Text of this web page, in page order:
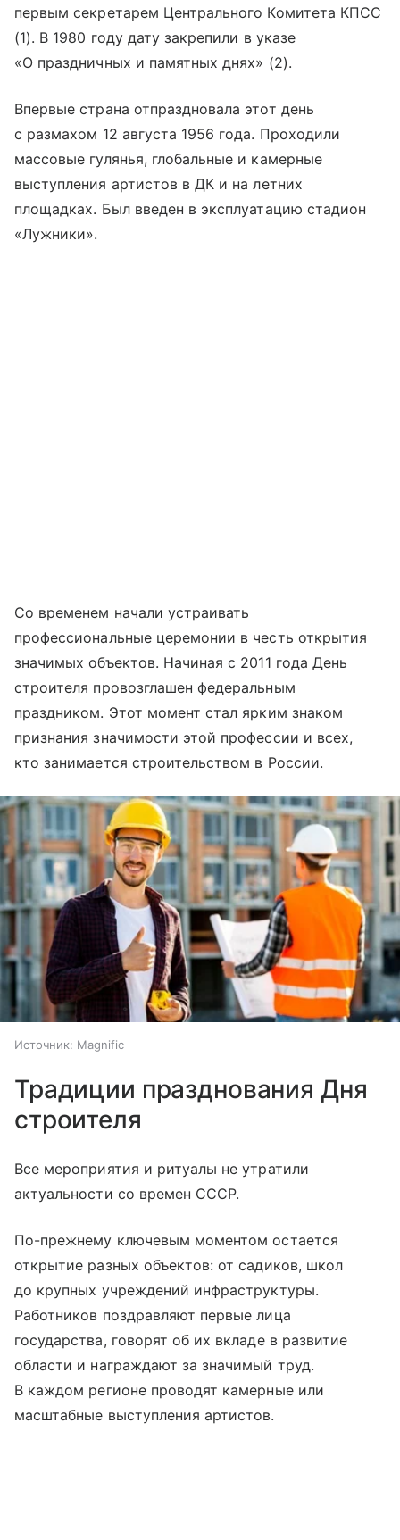
первым секретарем Центрального Комитета КПСС
(1). В 1980 году дату закрепили в указе
«О праздничных и памятных днях» (2).
Впервые страна отпраздновала этот день
с размахом 12 августа 1956 года. Проходили
массовые гулянья, глобальные и камерные
выступления артистов в ДК и на летних
площадках. Был введен в эксплуатацию стадион
«Лужники».
Со временем начали устраивать
профессиональные церемонии в честь открытия
значимых объектов. Начиная с 2011 года День
строителя провозглашен федеральным
праздником. Этот момент стал ярким знаком
признания значимости этой профессии и всех,
кто занимается строительством в России.
Источник: Magnific
Традиции празднования Дня
строителя
Все мероприятия и ритуалы не утратили
актуальности со времен СССР.
По-прежнему ключевым моментом остается
открытие разных объектов: от садиков, школ
до крупных учреждений инфраструктуры.
Работников поздравляют первые лица
государства, говорят об их вкладе в развитие
области и награждают за значимый труд.
В каждом регионе проводят камерные или
масштабные выступления артистов.